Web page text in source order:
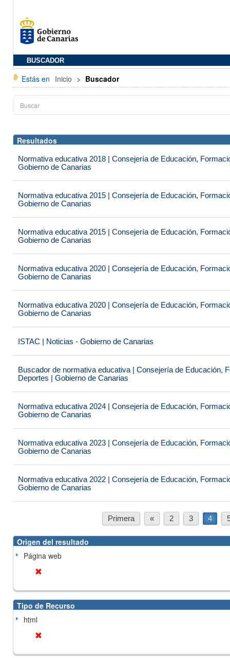
BUSCADOR
Estás en Inicio > Buscador
Resultados
Normativa educativa 2018 | Consejería de Educación,
Gobierno de Canarias
Normativa educativa 2015 | Consejería de Educación,
Gobierno de Canarias
Normativa educativa 2015 | Consejería de Educación,
Gobierno de Canarias
Normativa educativa 2020 | Consejería de Educación,
Gobierno de Canarias
Normativa educativa 2020 | Consejería de Educación,
Gobierno de Canarias
ISTAC | Noticias - Gobierno de Canarias
Buscador de normativa educativa | Consejería de Educación,
Deportes | Gobierno de Canarias
Normativa educativa 2024 | Consejería de Educación,
Gobierno de Canarias
Normativa educativa 2023 | Consejería de Educación,
Gobierno de Canarias
Normativa educativa 2022 | Consejería de Educación,
Gobierno de Canarias
Primera « 2 3 4
Origen del resultado
Página web
Tipo de Recurso
html